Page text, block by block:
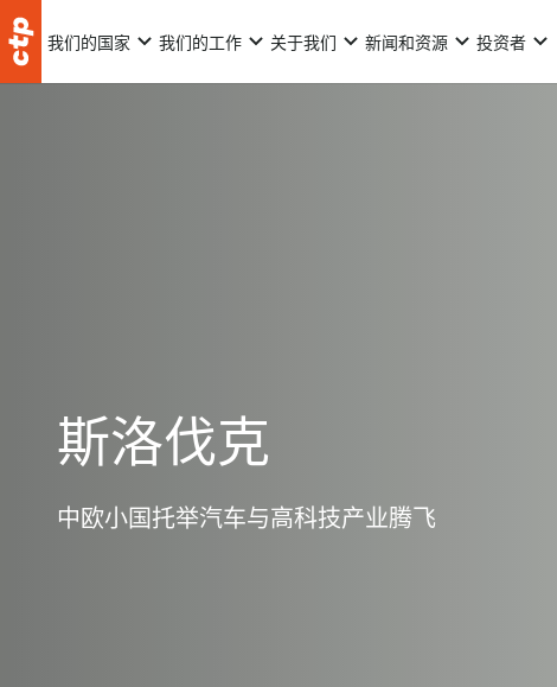
我们的国家 我们的工作 关于我们 新闻和资源 投资者
斯洛伐克
中欧小国托举汽车与高科技产业腾飞